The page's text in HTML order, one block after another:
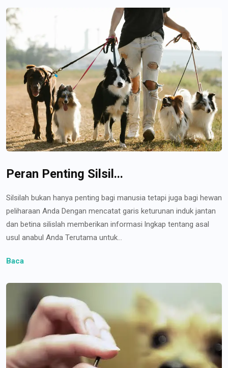
Peran Penting Silsil...
Silsilah bukan hanya penting bagi manusia tetapi juga bagi hewan
peliharaan Anda Dengan mencatat garis keturunan induk jantan
dan betina silislah memberikan informasi lngkap tentang asal
usul anabul Anda Terutama untuk...
Baca